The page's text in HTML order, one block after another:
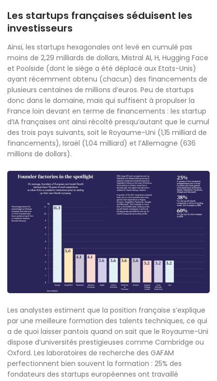
Les startups françaises séduisent les
investisseurs
Ainsi, les startups hexagonales ont levé en cumulé pas
moins de 2,29 milliards de dollars, Mistral AI, H, Hugging Face
et Poolside (dont le siège a été déplacé aux Etats-Unis)
ayant récemment obtenu (chacun) des financements de
plusieurs centaines de millions d’euros. Peu de startups
donc dans le domaine, mais qui suffisent à propulser la
France loin devant en terme de financements : les startup
d’IA françaises ont ainsi récolté presqu’autant que le cumul
des trois pays suivants, soit le Royaume-Uni (1,15 milliard de
financements), Israël (1,04 milliard) et l’Allemagne (636
millions de dollars).
Les analystes estiment que la position française s’explique
par une meilleure formation des talents techniques, ce qui
a de quoi laisser pantois quand on sait que le Royaume-Uni
dispose d’universités prestigieuses comme Cambridge ou
Oxford. Les laboratoires de recherche des GAFAM
perfectionnent bien souvent la formation : 25% des
fondateurs des startups européennes ont travaillé